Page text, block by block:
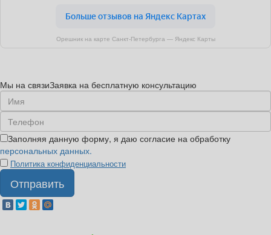
Орешник на карте Санкт‑Петербурга — Яндекс Карты
Мы на связиЗаявка на бесплатную консультацию
Заполняя данную форму, я даю согласие на обработку
персональных данных.
Политика конфиденциальности